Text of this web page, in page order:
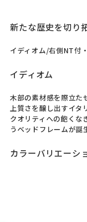
新たな歴史を切り
イディオム/右側NT付
イディオム
⽊部の素材感を際⽴た
上質さを醸し出すイタ
クオリティへの飽くな
うベッドフレームが誕
カラーバリエーシ